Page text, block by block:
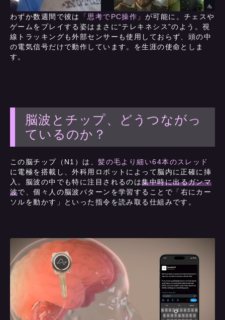
わずか数週間で彼は 「思考でPC操作」 が可能に。チェスや
ゲームをプレイする姿はまさに“テレキネシス”のよう。視
線トラッキングも外部センサーも使用しておらず、頭の中
の電気信号だけで動作しています。を生涯の使命としま
す。
脳波とチップ、どうつながっ
ているのか？
この脳チップ（N1）は、髪の毛より細い64本のスレッド
に電極を搭載し、外科用ロボットによって脳内に正確に挿
入。脳波の中でも特に注目されるのは集中時に出るガンマ
波で、個々人の脳波パターンを学習することで「右にカー
ソルを動かす」といった指令を読み取る仕組みです。